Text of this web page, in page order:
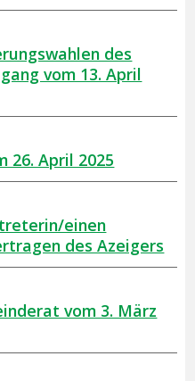
des
vom 13. April
26. April 2025
einen
des Azeigers
vom 3. März